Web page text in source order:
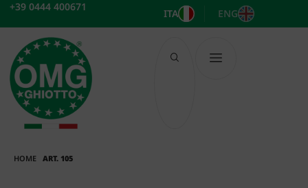
Vai
contenuto
+39 0444 400671
ITA ENG
HOME ART. 105